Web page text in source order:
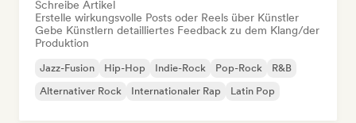
Schreibe Artikel
Erstelle wirkungsvolle Posts oder Reels über Künstler
Gebe Künstlern detailliertes Feedback zu dem Klang/der
Produktion
Jazz-Fusion Hip-Hop Indie-Rock Pop-Rock
R&B
Alternativer Rock
Internationaler Rap Latin Pop